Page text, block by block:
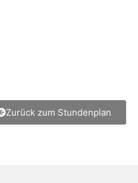
Zurück zum Stundenplan